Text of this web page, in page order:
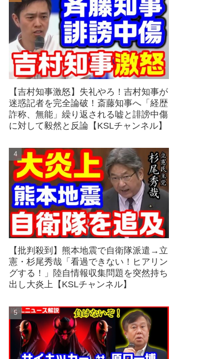
【吉村知事激怒】失礼やろ！吉村知事が
迷惑記者を完全論破！斎藤知事へ「経歴
詐称、無能」繰り返される嘘と誹謗中傷
に対して毅然と反論【KSLチャンネル】
【批判殺到】熊本地震で自衛隊派遣→立
憲・杉尾秀哉「看過できない！ヒアリン
グする！」陸自情報収集問題を突然持ち
出し大炎上【KSLチャンネル】